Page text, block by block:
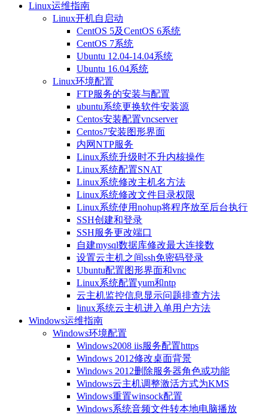
Linux运维指南
Linux开机自启动
CentOS 5及CentOS 6系统
CentOS 7系统
Ubuntu 12.04-14.04系统
Ubuntu 16.04系统
Linux环境配置
FTP服务的安装与配置
ubuntu系统更换软件安装源
Centos安装配置vncserver
Centos7安装图形界面
内网NTP服务
Linux系统升级时不升内核操作
Linux系统配置SNAT
Linux系统修改主机名方法
Linux系统修改文件目录权限
Linux系统使用nohup将程序放至后台执行
SSH创建和登录
SSH服务更改端口
自建mysql数据库修改最大连接数
设置云主机之间ssh免密码登录
Ubuntu配置图形界面和vnc
Linux系统配置yum和ntp
云主机监控信息显示问题排查方法
linux系统云主机进入单用户方法
Windows运维指南
Windows环境配置
Windows2008 iis服务配置https
Windows 2012修改桌面背景
Windows 2012删除服务器角色或功能
Windows云主机调整激活方式为KMS
Windows重置winsock配置
Windows系统音频文件转本地电脑播放